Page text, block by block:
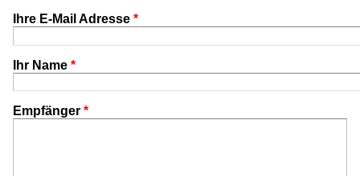
Ihre E-Mail Adresse *
Ihr Name *
Empfänger *